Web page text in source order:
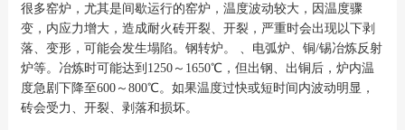
很多窑炉，尤其是间歇运行的窑炉，温度波动较大，因温度骤
变，内应力增大，造成耐火砖开裂、开裂，严重时会出现以下剥
落、变形，可能会发生塌陷。钢转炉。 、电弧炉、铜/锡冶炼反射
炉等。冶炼时可能达到1250～1650℃，但出钢、出铜后，炉内温
度急剧下降至600～800℃。如果温度过快或短时间内波动明显，
砖会受力、开裂、剥落和损坏。